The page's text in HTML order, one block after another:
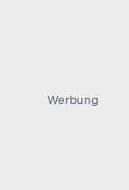
Werbung